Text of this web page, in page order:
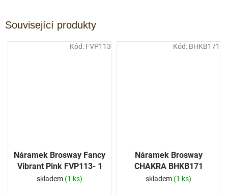
Související produkty
Náramek Brosway Fancy
Vibrant Pink FVP113- 1
Ks
skladem (1 ks)
Kód: FVP113
Náramek Brosway
CHAKRA BHKB171
skladem (1 ks)
Kód: BHKB171